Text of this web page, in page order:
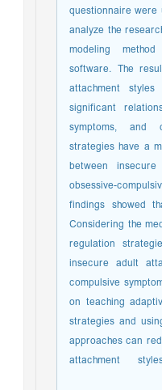
questionnaire
analyze the
modeling
software. The
attachment
significant
symptoms, and
strategies have a
between
obsessive-
findings showed
Considering the
regulation
insecure adult
compulsive
on teaching
strategies and
approaches can
attachment